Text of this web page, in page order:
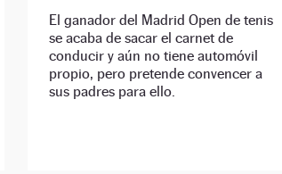
El ganador del Madrid Open de tenis
se acaba de sacar el carnet de
conducir y aún no tiene automóvil
propio, pero pretende convencer a
sus padres para ello.